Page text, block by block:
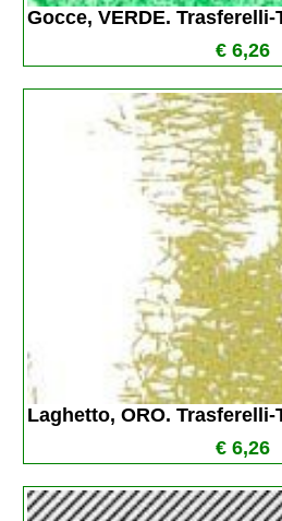
Gocce, VERDE.
€ 6,26
Laghetto, ORO.
€ 6,26